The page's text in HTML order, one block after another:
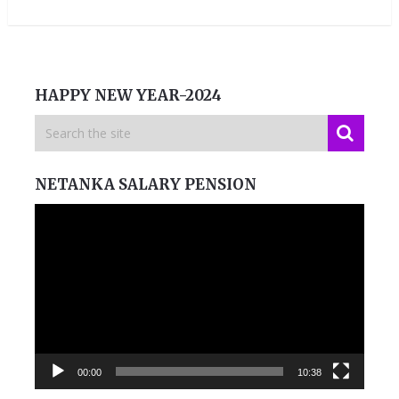
HAPPY NEW YEAR-2024
NETANKA SALARY PENSION
00:00 10:38